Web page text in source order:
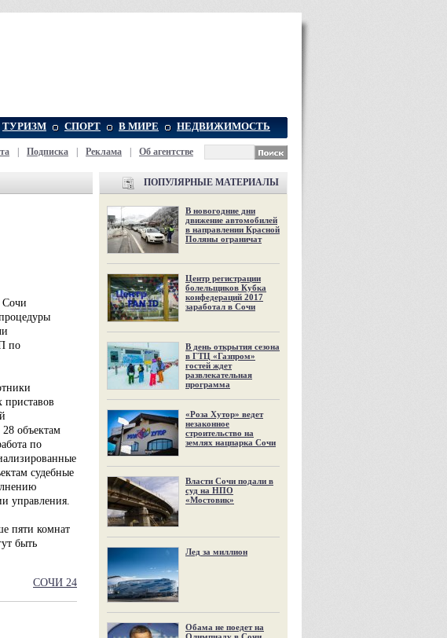
ТУРИЗМ СПОРТ В МИРЕ НЕДВИЖИМОСТЬ
Подписка Реклама Об агентстве
Сочи
по
приставов
объектам
по
судебные
управления.
пяти комнат
быть
СОЧИ 24
ПОПУЛЯРНЫЕ МАТЕРИАЛЫ
В новогодние дни
движение автомобилей
в направлении Красной
Поляны ограничат
Центр регистрации
болельщиков Кубка
конфедераций 2017
заработал в Сочи
В день открытия сезона
в ГТЦ «Газпром»
гостей ждет
развлекательная
программа
«Роза Хутор» ведет
незаконное
строительство на
землях нацпарка Сочи
Власти Сочи подали в
суд на НПО
«Мостовик»
Лед за миллион
Обама не поедет на